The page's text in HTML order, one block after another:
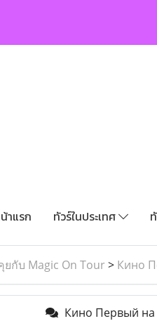
าแรก ทัวร์ในประเทศ
ยกับ Magic On Tour > Кино
Кино Первый на